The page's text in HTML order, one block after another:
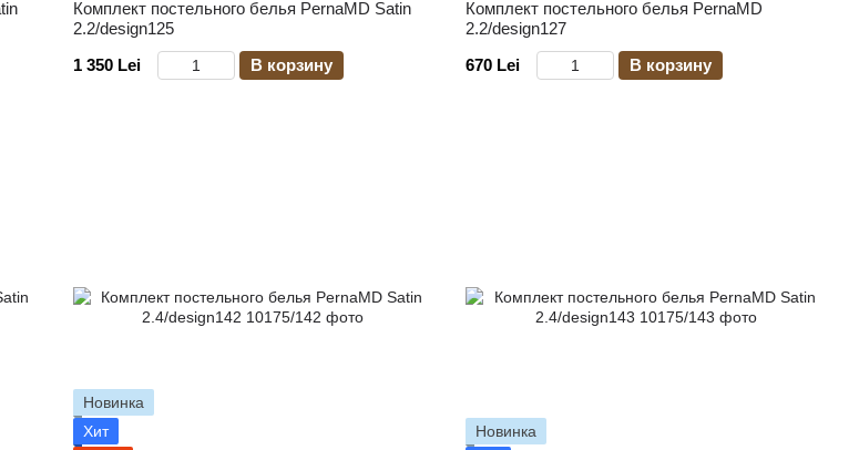
Комплект постельного белья PernaMD Satin
2.2/design125
1 350 Lei
В корзину
Комплект постельного белья PernaMD
2.2/design127
670 Lei
В корзину
Новинка
Хит
Новинка